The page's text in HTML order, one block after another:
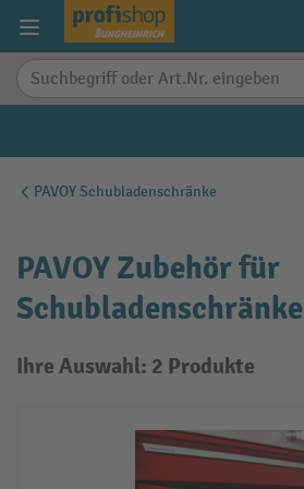
springen
PAVOY Schubladenschränke
PAVOY Zubehör für
Schubladenschränke
Ihre Auswahl: 2 Produkte